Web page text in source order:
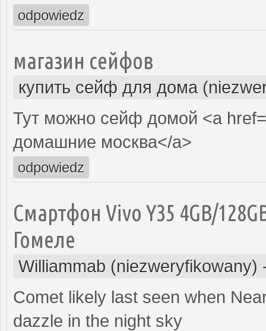
odpowiedz
магазин сейфов
купить сейф для дома
Тут можно сейф домой <a href=
домашние москва</a>
odpowiedz
Смартфон Vivo Y35 4GB/
Гомеле
Williammab (niezweryfikowany)
Comet likely last seen when
dazzle in the night sky